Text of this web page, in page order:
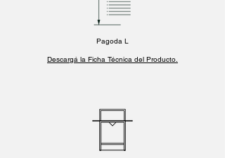
Pagoda L
Descargá la Ficha Técnica del Producto.